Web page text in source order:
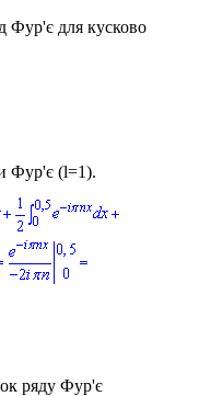
Фур'є для кусково
Фур'є (l=1).
ряду Фур'є